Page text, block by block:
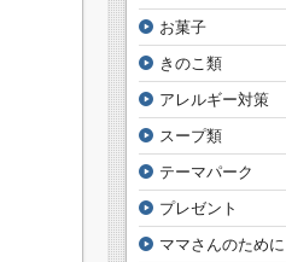
お菓子
きのこ類
アレルギー対策
スープ類
テーマパーク
プレゼント
ママさんのために